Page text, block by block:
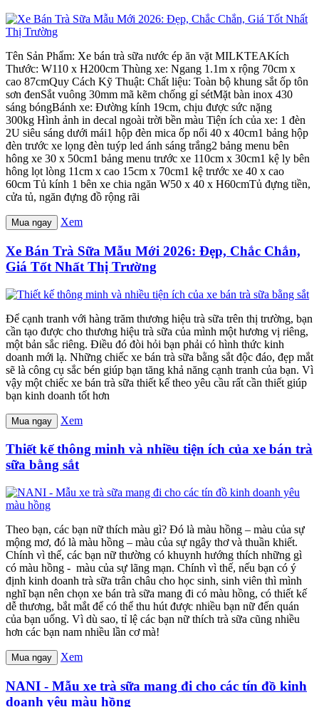
Tên Sản Phẩm: Xe bán trà sữa nước ép ăn vặt MILKTEAKích
Thước: W110 x H200cm Thùng xe: Ngang 1.1m x rộng 70cm x
cao 87cmQuy Cách Kỹ Thuật: Chất liệu: Toàn bộ khung sắt ốp tôn
sơn đenSắt vuông 30mm mã kẽm chống gỉ sétMặt bàn inox 430
sáng bóngBánh xe: Đường kính 19cm, chịu được sức nặng
300kg Hình ảnh in decal ngoài trời bền màu Tiện ích của xe: 1 đèn
2U siêu sáng dưới mái1 hộp đèn mica ốp nổi 40 x 40cm1 bảng hộp
đèn trước xe lọng đèn tuýp led ánh sáng trắng2 bảng menu bên
hông xe 30 x 50cm1 bảng menu trước xe 110cm x 30cm1 kệ ly bên
hông lọt lòng 11cm x cao 15cm x 70cm1 kệ trước xe 40 x cao
60cm Tủ kính 1 bên xe chia ngăn W50 x 40 x H60cmTủ đựng tiền,
cửa tủ, ngăn đựng đồ rộng rãi
Mua ngay Xem
Xe Bán Trà Sữa Mẫu Mới 2026: Đẹp, Chắc Chắn,
Giá Tốt Nhất Thị Trường
Để cạnh tranh với hàng trăm thương hiệu trà sữa trên thị trường, bạn
cần tạo được cho thương hiệu trà sữa của mình một hương vị riêng,
một bản sắc riêng. Điều đó đòi hỏi bạn phải có hình thức kinh
doanh mới lạ. Những chiếc xe bán trà sữa bằng sắt độc đáo, đẹp mắt
sẽ là công cụ sắc bén giúp bạn tăng khả năng cạnh tranh của bạn. Vì
vậy một chiếc xe bán trà sữa thiết kế theo yêu cầu rất cần thiết giúp
bạn kinh doanh tốt hơn
Mua ngay Xem
Thiết kế thông minh và nhiều tiện ích của xe bán trà
sữa bằng sắt
Theo bạn, các bạn nữ thích màu gì? Đó là màu hồng – màu của sự
mộng mơ, đó là màu hồng – màu của sự ngây thơ và thuần khiết.
Chính vì thế, các bạn nữ thường có khuynh hướng thích những gì
có màu hồng - màu của sự lãng mạn. Chính vì thế, nếu bạn có ý
định kinh doanh trà sữa trân châu cho học sinh, sinh viên thì mình
nghĩ bạn nên chọn xe bán trà sữa mang đi có màu hồng, có thiết kế
dễ thương, bắt mắt để có thể thu hút được nhiều bạn nữ đến quán
của bạn uống. Vì dù sao, tỉ lệ các bạn nữ thích trà sữa cũng nhiều
hơn các bạn nam nhiều lần cơ mà!
Mua ngay Xem
NANI - Mẫu xe trà sữa mang đi cho các tín đồ kinh
doanh yêu màu hồng